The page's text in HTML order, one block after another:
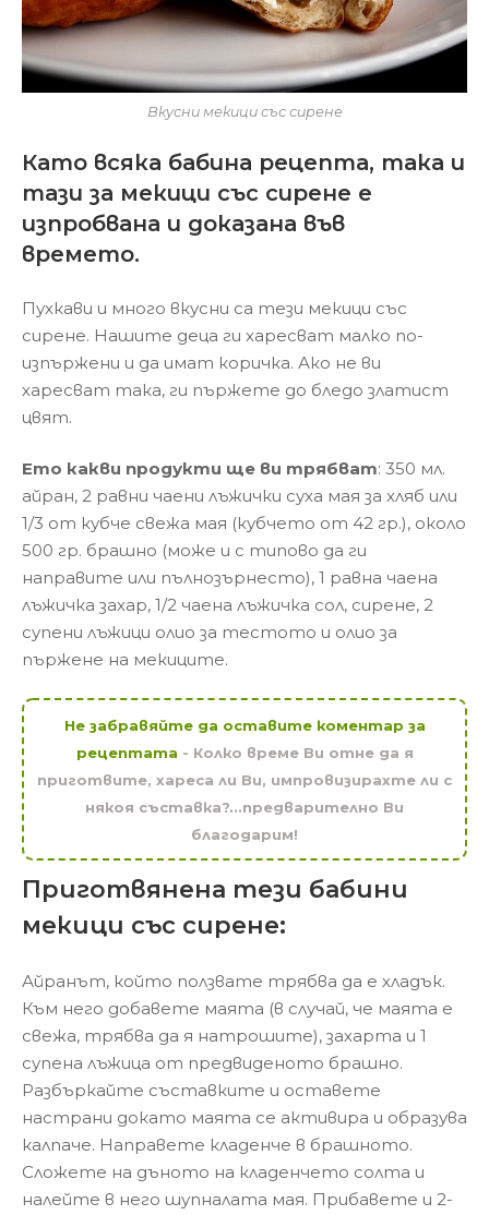
Вкусни мекици със сирене
Като всяка бабина рецепта, така и
тази за мекици със сирене е
изпробвана и доказана във
времето.
Пухкави и много вкусни са тези мекици със
сирене. Нашите деца ги харесват малко по-
изпържени и да имат коричка. Ако не ви
харесват така, ги пържете до бледо златист
цвят.
Ето какви продукти ще ви трябват: 350 мл.
айран, 2 равни чаени лъжички суха мая за хляб или
1/3 от кубче свежа мая (кубчето от 42 гр.), около
500 гр. брашно (може и с типово да ги
направите или пълнозърнесто), 1 равна чаена
лъжичка захар, 1/2 чаена лъжичка сол, сирене, 2
супени лъжици олио за тестото и олио за
пържене на мекиците.
Не забравяйте да оставите коментар за
рецептата - Колко време Ви отне да я
приготвите, хареса ли Ви, импровизирахте ли с
някоя съставка?...предварително Ви
благодарим!
Приготвянена тези бабини
мекици със сирене:
Айранът, който ползвате трябва да е хладък.
Към него добавете маята (в случай, че маята е
свежа, трябва да я натрошите), захарта и 1
супена лъжица от предвиденото брашно.
Разбъркайте съставките и оставете
настрани докато маята се активира и образува
калпаче. Направете кладенче в брашното.
Сложете на дъното на кладенчето солта и
налейте в него шупналата мая. Прибавете и 2-